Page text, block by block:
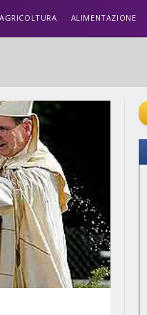
AGRICOLTURA ALIMENTAZIONE